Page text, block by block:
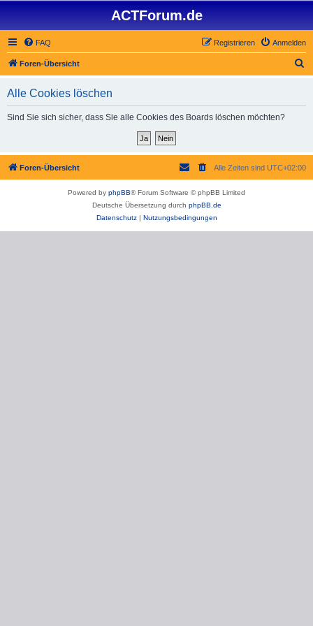
ACTForum.de
FAQ Anmelden
Registrieren
Foren-Übersicht
Alle Cookies löschen
Sind Sie sich sicher, dass Sie alle Cookies des Boards löschen möchten?
Foren-Übersicht Alle Zeiten sind UTC+02:00
Powered by phpBB® Forum Software © phpBB Limited
Deutsche Übersetzung durch phpBB.de
Datenschutz| Nutzungsbedingungen